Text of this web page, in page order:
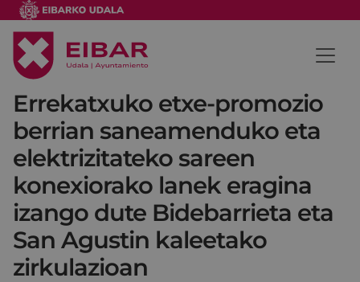
Errekatxuko etxe-promozio
berrian saneamenduko eta
elektrizitateko sareen
konexiorako lanek eragina
izango dute Bidebarrieta eta
San Agustin kaleetako
zirkulazioan